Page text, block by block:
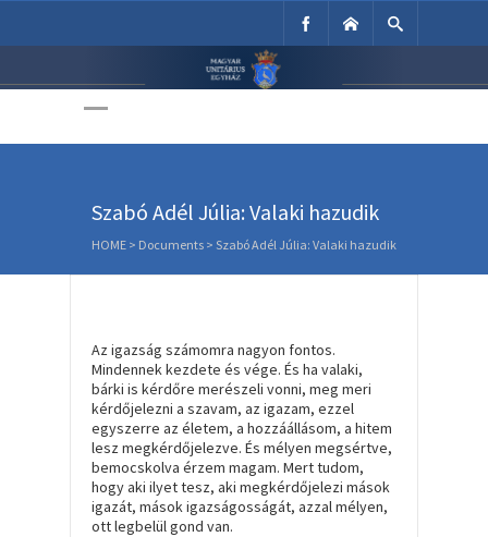
Unitárius Egyház
Szabó Adél Júlia: Valaki hazudik
HOME > Documents > Szabó Adél Júlia: Valaki hazudik
Az igazság számomra nagyon fontos.
Mindennek kezdete és vége. És ha valaki,
bárki is kérdőre merészeli vonni, meg meri
kérdőjelezni a szavam, az igazam, ezzel
egyszerre az életem, a hozzáállásom, a hitem
lesz megkérdőjelezve. És mélyen megsértve,
bemocskolva érzem magam. Mert tudom,
hogy aki ilyet tesz, aki megkérdőjelezi mások
igazát, mások igazságosságát, azzal mélyen,
ott legbelül gond van.